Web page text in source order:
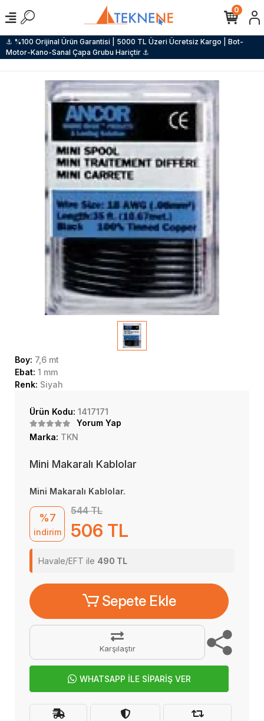
⚓ %100 Orijinal Ürün Garantisi | 5000 TL Üzeri Ücretsiz Kargo | Bot-
Motor-Kano-Sanal Çapa Grubu Hariçtir ⚓
0
Boy: 7,6 mt
Ebat: 1 mm
Renk: Siyah
Ürün Kodu: 1417171
Yorum Yap
Marka: TKN
Mini Makaralı Kablolar
Mini Makaralı Kablolar.
%7
indirim
544 TL
506 TL
Havale/EFT ile 490 TL
Sepete Ekle
Karşılaştır
WHATSAPP İLE SİPARİŞ VER